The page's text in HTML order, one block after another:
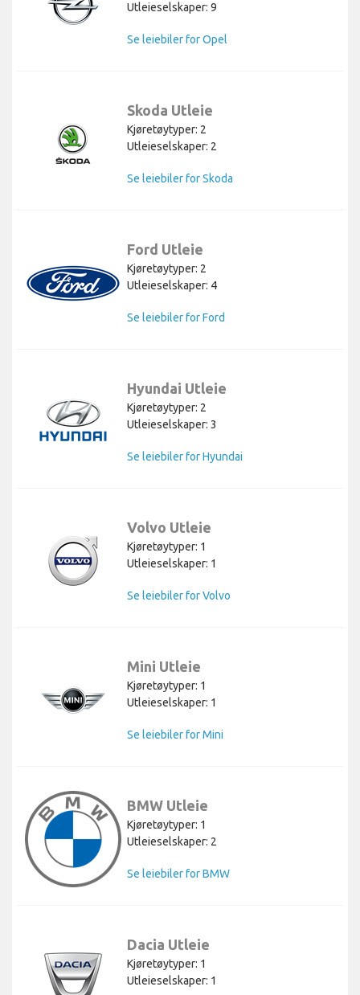
Utleieselskaper: 9
Se leiebiler for Opel
Skoda Utleie
Kjøretøytyper: 2
Utleieselskaper: 2
Se leiebiler for Skoda
Ford Utleie
Kjøretøytyper: 2
Utleieselskaper: 4
Se leiebiler for Ford
Hyundai Utleie
Kjøretøytyper: 2
Utleieselskaper: 3
Se leiebiler for Hyundai
Volvo Utleie
Kjøretøytyper: 1
Utleieselskaper: 1
Se leiebiler for Volvo
Mini Utleie
Kjøretøytyper: 1
Utleieselskaper: 1
Se leiebiler for Mini
BMW Utleie
Kjøretøytyper: 1
Utleieselskaper: 2
Se leiebiler for BMW
Dacia Utleie
Kjøretøytyper: 1
Utleieselskaper: 1